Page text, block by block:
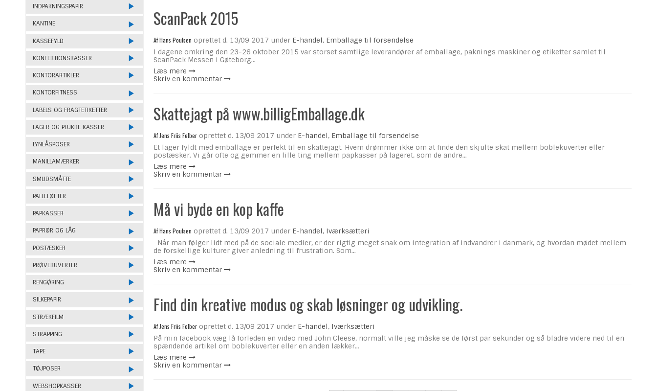
INDPAKNINGSPAPIR
KANTINE
KASSEFYLD
KONFEKTIONSKASSER
KONTORARTIKLER
KONTORFITNESS
LABELS OG FRAGTETIKETTER
LAGER OG PLUKKE KASSER
LYNLÅSPOSER
MANILLAMÆRKER
SMUDSMÅTTE
PALLELØFTER
PAPKASSER
PAPRØR OG LÅG
POSTÆSKER
PRØVEKUVERTER
RENGØRING
SILKEPAPIR
STRÆKFILM
STRAPPING
TAPE
TØJPOSER
WEBSHOPKASSER
ScanPack 2015
AfHans Poulsen oprettet d. 13/09 2017 under E-handel, Emballage til forsendelse
I dagene omkring den 23-26 oktober 2015 var storset samtlige leverandører af emballage, paknings maskiner og etiketter samlet til
ScanPack Messen i Gøteborg...
Læs mere
Skriv en kommentar
Skattejagt på www.billigEmballage.dk
AfJens Friis Felber oprettet d. 13/09 2017 under E-handel, Emballage til forsendelse
Et lager fyldt med emballage er perfekt til en skattejagt. Hvem drømmer ikke om at finde den skjulte skat mellem boblekuverter eller
postæsker. Vi går ofte og gemmer en lille ting mellem papkasser på lageret, som de andre...
Læs mere
Skriv en kommentar
Må vi byde en kop kaffe
AfHans Poulsen oprettet d. 13/09 2017 under E-handel, Iværksætteri
Når man følger lidt med på de sociale medier, er der rigtig meget snak om integration af indvandrer i danmark, og hvordan mødet mellem
de forskellige kulturer giver anledning til frustration. Som...
Læs mere
Skriv en kommentar
Find din kreative modus og skab løsninger og udvikling.
AfJens Friis Felber oprettet d. 13/09 2017 under E-handel, Iværksætteri
På min facebook væg lå forleden en video med John Cleese, normalt ville jeg måske se de først par sekunder og så bladre videre ned til en
spændende artikel om boblekuverter eller en anden lækker...
Læs mere
Skriv en kommentar